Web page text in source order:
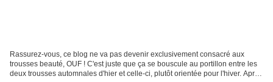
Rassurez-vous, ce blog ne va pas devenir exclusivement consacré aux
trousses beauté, OUF ! C'est juste que ça se bouscule au portillon entre les
deux trousses automnales d'hier et celle-ci, plutôt orientée pour l'hiver. Après